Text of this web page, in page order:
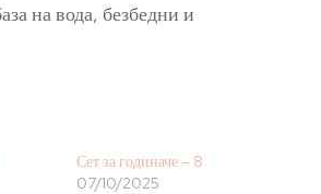
на вода, безбедни и
Сет за годиначе – 8
07/10/2025